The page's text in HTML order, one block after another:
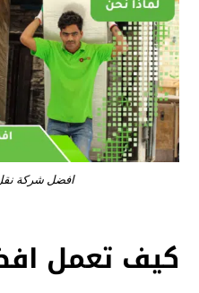
افضل شركة
كيف تعمل